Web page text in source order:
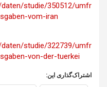
studie/350512/umfr
vom-iran/
studie/322739/umfr
von-der-tuerkei/
اشتراک‌گذاری این: